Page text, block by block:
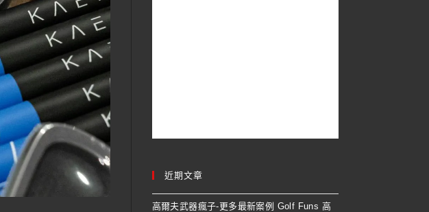
近期文章
高爾夫武器瘋子-更多最新案例 Golf Funs 高